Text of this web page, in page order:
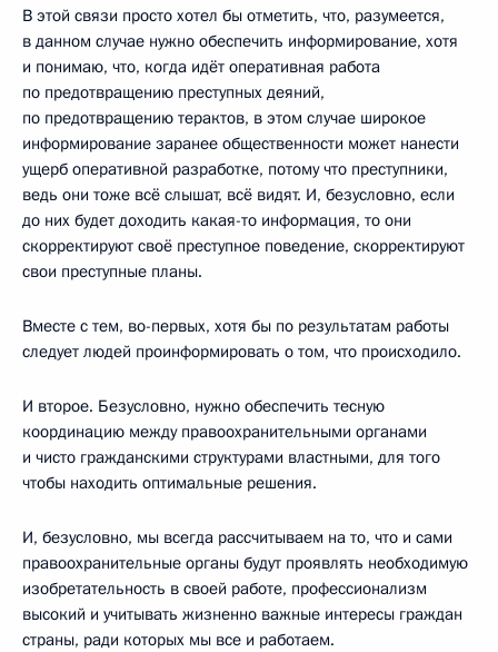
В этой связи просто хотел бы отметить, что, разумеется,
в данном случае нужно обеспечить информирование, хотя
и понимаю, что, когда идёт оперативная работа
по предотвращению преступных деяний,
по предотвращению терактов, в этом случае широкое
информирование заранее общественности может нанести
ущерб оперативной разработке, потому что преступники,
ведь они тоже всё слышат, всё видят. И, безусловно, если
до них будет доходить какая-то информация, то они
скорректируют своё преступное поведение, скорректируют
свои преступные планы.
Вместе с тем, во-первых, хотя бы по результатам работы
следует людей проинформировать о том, что происходило.
И второе. Безусловно, нужно обеспечить тесную
координацию между правоохранительными органами
и чисто гражданскими структурами властными, для того
чтобы находить оптимальные решения.
И, безусловно, мы всегда рассчитываем на то, что и сами
правоохранительные органы будут проявлять необходимую
изобретательность в своей работе, профессионализм
высокий и учитывать жизненно важные интересы граждан
страны, ради которых мы все и работаем.